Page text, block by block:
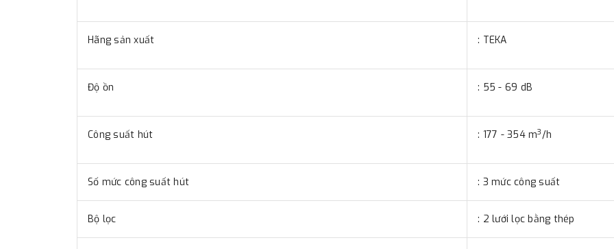
bằng phương thức chuyển
- Sau khi có thông tin xác
Hãng sản xuất : TEKA
Độ ồn : 55 - 69 dB
Công suất hút : 177 - 354 m3/h
Số mức công suất hút : 3 mức công suất
Bộ lọc : 2 lưới lọc bằng thép